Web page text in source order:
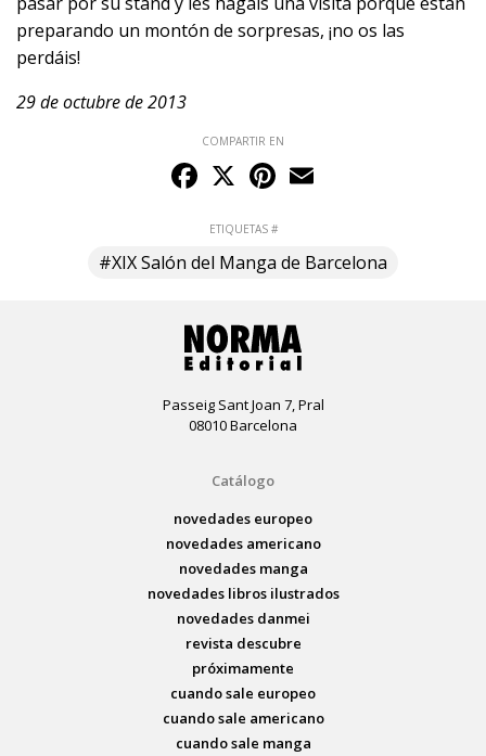
preparando un montón de sorpresas, ¡no os las
perdáis!
29 de octubre de 2013
COMPARTIR EN
Facebook
X Pinterest
ETIQUETAS #
#XIX Salón del Manga de Barcelona
Passeig Sant Joan 7, Pral
08010 Barcelona
Catálogo
novedades europeo
novedades americano
novedades manga
novedades libros ilustrados
novedades danmei
revista descubre
próximamente
cuando sale europeo
cuando sale americano
cuando sale manga